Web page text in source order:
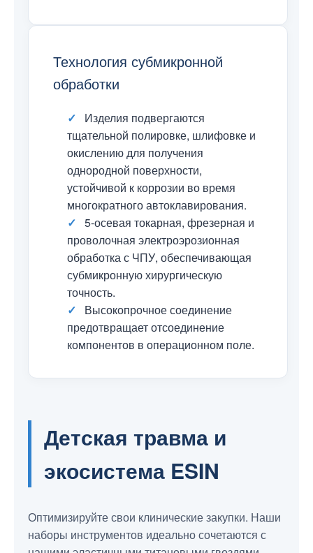
Технология субмикронной
обработки
✓
Изделия подвергаются
тщательной полировке, шлифовке и
окислению для получения
однородной поверхности,
устойчивой к коррозии во время
многократного автоклавирования.
✓ 5-осевая токарная, фрезерная и
проволочная электроэрозионная
обработка с ЧПУ, обеспечивающая
субмикронную хирургическую
точность.
✓
Высокопрочное соединение
предотвращает отсоединение
компонентов в операционном поле.
Детская травма и
экосистема ESIN
Оптимизируйте свои клинические закупки. Наши
наборы инструментов идеально сочетаются с